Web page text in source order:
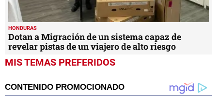
HONDURAS
Dotan a Migración de un sistema capaz de
revelar pistas de un viajero de alto riesgo
MIS TEMAS PREFERIDOS